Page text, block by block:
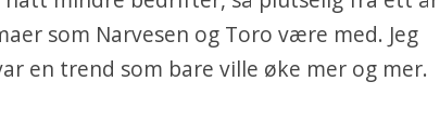
som Narvesen og Toro være med. Jeg
en trend som bare ville øke mer og mer.